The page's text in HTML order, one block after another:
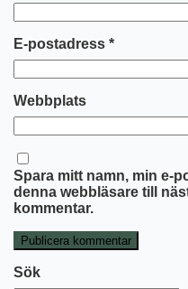
E-postadress *
Webbplats
Spara mitt namn, min e-
denna webbläsare till
kommentar.
Sök